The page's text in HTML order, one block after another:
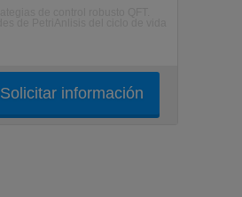
Solicitar información